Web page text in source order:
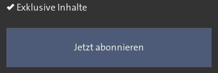
Exklusive Inhalte
Jetzt abonnieren